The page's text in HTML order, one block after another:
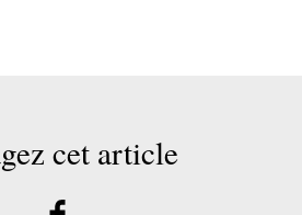
cet article